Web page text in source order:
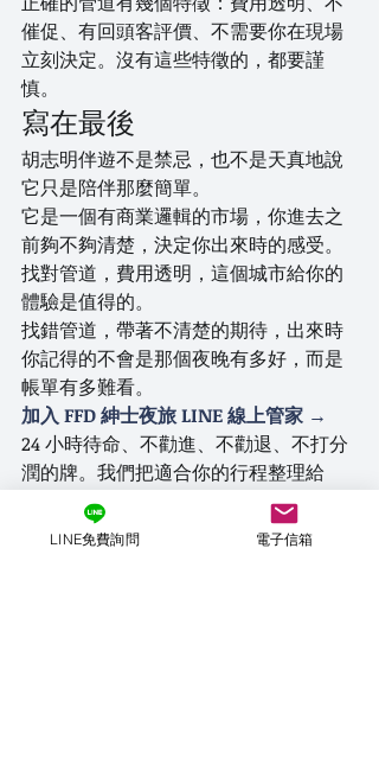
催促、有回頭客評價、不需要你在現場
立刻決定。沒有這些特徵的，都要謹
慎。
寫在最後
胡志明伴遊不是禁忌，也不是天真地說
它只是陪伴那麼簡單。
它是一個有商業邏輯的市場，你進去之
前夠不夠清楚，決定你出來時的感受。
找對管道，費用透明，這個城市給你的
體驗是值得的。
找錯管道，帶著不清楚的期待，出來時
你記得的不會是那個夜晚有多好，而是
帳單有多難看。
加入 FFD 紳士夜旅 LINE 線上管家 →
24 小時待命、不勸進、不勸退、不打分
潤的牌。我們把適合你的行程整理給
Aaron｜FFD 紳士夜旅創辦人｜前亞洲
LINE免費詢問 電子信箱